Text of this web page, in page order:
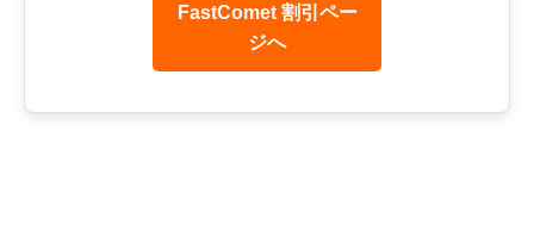
FastComet 割引ペー
ジへ